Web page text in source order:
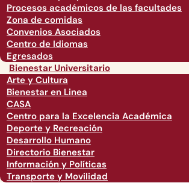
Procesos académicos de las facultades
Zona de comidas
Convenios Asociados
Centro de Idiomas
Egresados
Bienestar Universitario
Arte y Cultura
Bienestar en Linea
CASA
Centro para la Excelencia Académica
Deporte y Recreación
Desarrollo Humano
Directorio Bienestar
Información y Políticas
Transporte y Movilidad